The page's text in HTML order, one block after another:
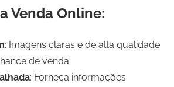
Venda Online:
: Imagens claras e de alta qualidade
de venda.
: Forneça informações